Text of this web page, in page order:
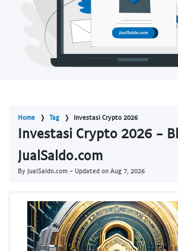
Home Tag Investasi Crypto 2026
Investasi Crypto 2026 -
JualSaldo.com
By JualSaldo.com - Updated on Aug 7, 2026